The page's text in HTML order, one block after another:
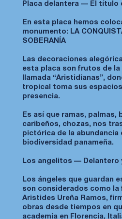
Placa delantera — El título
En esta placa hemos
monumento: LA
SOBERANÍA
Las decoraciones
esta placa son frutos de
llamada “Aristidianas”,
tropical toma sus
presencia.
Es así que ramas, palmas,
caribeños, chozas, nos
pictórica de la abundancia
biodiversidad panameña.
Los angelitos — Delantero
Los ángeles que guardan
son considerados como la
Aristides Ureña Ramos,
obras desde tiempos en
academia en Florencia,